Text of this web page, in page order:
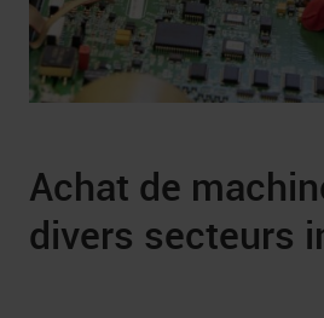
Achat de
divers secteurs